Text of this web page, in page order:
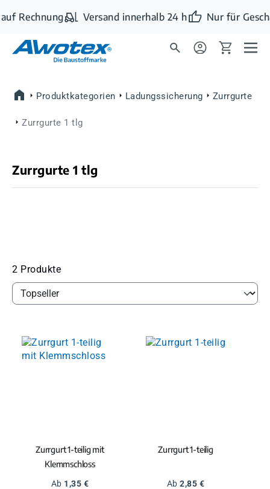
Zum Hauptinhalt springen
Rechnung Versand innerhalb 24 h Nur für
Produktkategorien Ladungssicherung Zurrgurte
Zurrgurte 1 tlg
Zurrgurte 1 tlg
2 Produkte
Zurrgurt 1-teilig mit
Klemmschloss
Regulärer Preis:
Ab 1,35 €
Zurrgurt 1-teilig
Regulärer Preis:
Ab2,85 €